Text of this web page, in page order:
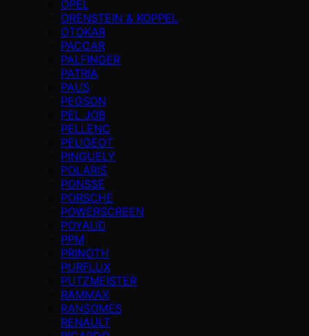
OPEL
ORENSTEIN & KOPPEL
OTOKAR
PACCAR
PALFINGER
PATRIA
PAUS
PEGSON
PEL JOB
PELLENC
PEUGEOT
PINGUELY
POLARIS
PONSSE
PORSCHE
POWERSCREEN
POYAUD
PPM
PRINOTH
PURFLUX
PUTZMEISTER
RAMMAX
RANSOMES
RENAULT